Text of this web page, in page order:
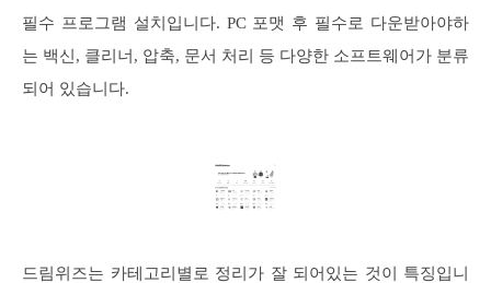
필수 프로그램 설치입니다. PC 포맷 후 필수로 다운받아야하
는 백신, 클리너, 압축, 문서 처리 등 다양한 소프트웨어가 분류
되어 있습니다.
드림위즈는 카테고리별로 정리가 잘 되어있는 것이 특징입니